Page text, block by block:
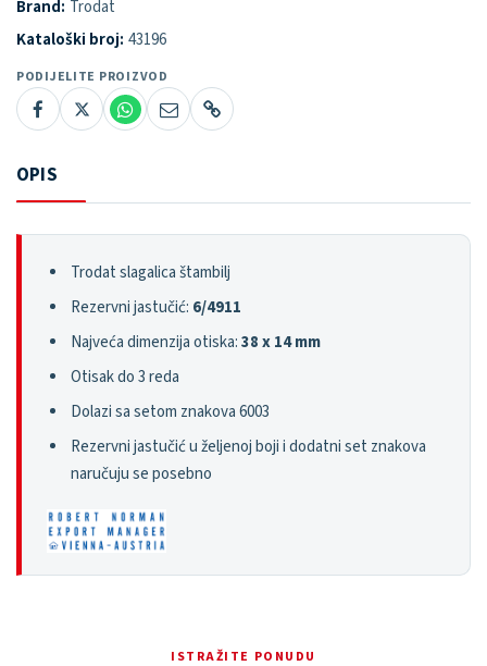
Brand: Trodat
Kataloški broj: 43196
PODIJELITE PROIZVOD
OPIS
Trodat slagalica štambilj
Rezervni jastučić: 6/4911
Najveća dimenzija otiska:38 x 14 mm
Otisak do 3 reda
Dolazi sa setom znakova 6003
Rezervni jastučić u željenoj boji i dodatni set znakova
naručuju se posebno
ISTRAŽITE PONUDU